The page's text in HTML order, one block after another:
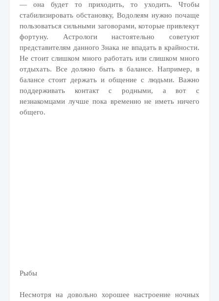
— она будет то приходить, то уходить. Чтобы
стабилизировать обстановку, Водолеям нужно почаще
пользоваться сильными заговорами, которые привлекут
фортуну. Астрологи настоятельно советуют
представителям данного Знака не впадать в крайности.
Не стоит слишком много работать или слишком много
отдыхать. Все должно быть в балансе. Например, в
балансе стоит держать и общение с людьми. Важно
поддерживать контакт с родными, а вот с
незнакомцами лучше пока временно не иметь ничего
общего.
Рыбы
Несмотря на довольно хорошее настроение ночных